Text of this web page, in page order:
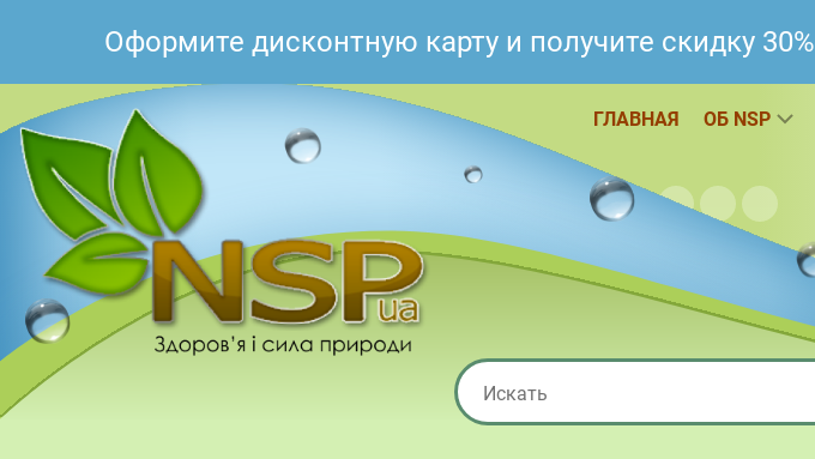
ГЛАВНАЯ ОБ NSP
Оформите дисконтную карту и получите скидку 30%